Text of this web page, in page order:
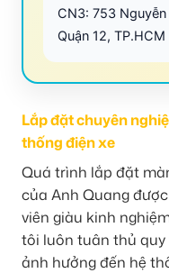
CN3: 753
Quận 12, TP.HCM
Lắp đặt chuyên
thống điện xe
Quá trình lắp đặt
của Anh Quang
viên giàu kinh
tôi luôn tuân thủ
ảnh hưởng đến hệ